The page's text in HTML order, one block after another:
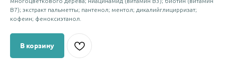
В7); экстракт пальметты; пантенол; ментол; дикалийглицирризат;
кофеин; феноксиэтанол.
В корзину